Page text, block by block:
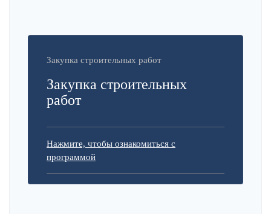
Закупка строительных работ
Закупка строительных
работ
Нажмите, чтобы ознакомиться с
программой